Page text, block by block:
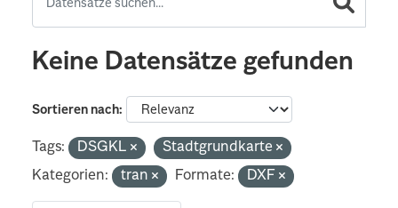
Keine Datensätze gefunden
Sortieren nach
Tags: DSGKL
Stadtgrundkarte
Kategorien:
tran Formate: DXF